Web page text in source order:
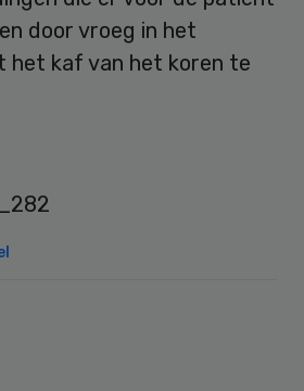
door vroeg in het
het kaf van het koren te